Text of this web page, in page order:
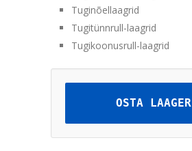
Tuginõellaagrid
Tugitünnrull-laagrid
Tugikoonusrull-laagrid
OSTA LAAGER